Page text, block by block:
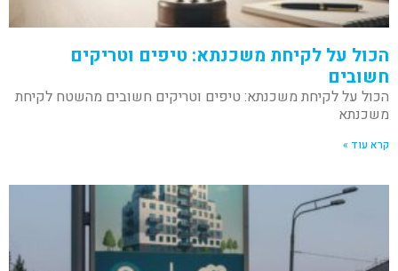
הכול על לקיחת משכנתא: טיפים וטריקים
חשובים
הכול על לקיחת משכנתא: טיפים וטריקים חשובים מהשטח לקיחת
משכנתא
קרא עוד »